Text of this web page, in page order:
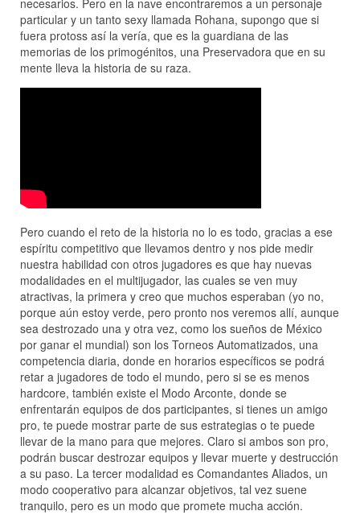
necesarios. Pero en la nave encontraremos a un personaje
particular y un tanto sexy llamada Rohana, supongo que si
fuera protoss así la vería, que es la guardiana de las
memorias de los primogénitos, una Preservadora que en su
mente lleva la historia de su raza.
Pero cuando el reto de la historia no lo es todo, gracias a ese
espíritu competitivo que llevamos dentro y nos pide medir
nuestra habilidad con otros jugadores es que hay nuevas
modalidades en el multijugador, las cuales se ven muy
atractivas, la primera y creo que muchos esperaban (yo no,
porque aún estoy verde, pero pronto nos veremos allí, aunque
sea destrozado una y otra vez, como los sueños de México
por ganar el mundial) son los Torneos Automatizados, una
competencia diaria, donde en horarios específicos se podrá
retar a jugadores de todo el mundo, pero si se es menos
hardcore, también existe el Modo Arconte, donde se
enfrentarán equipos de dos participantes, si tienes un amigo
pro, te puede mostrar parte de sus estrategias o te puede
llevar de la mano para que mejores. Claro si ambos son pro,
podrán buscar destrozar equipos y llevar muerte y destrucción
a su paso. La tercer modalidad es Comandantes Aliados, un
modo cooperativo para alcanzar objetivos, tal vez suene
tranquilo, pero es un modo que promete mucha acción.